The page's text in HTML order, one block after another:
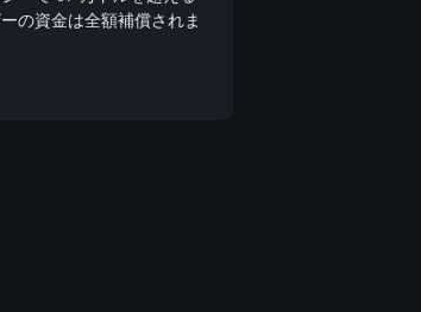
の資金は全額補償されま